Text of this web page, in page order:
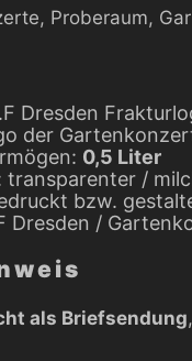
Proberaum,
Dresden
der
0,5 Liter
transparenter /
bzw.
Dresden /
als Briefsendung